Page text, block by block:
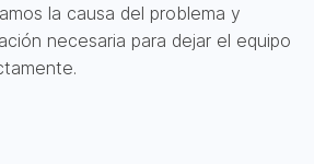
la causa del problema y
necesaria para dejar el equipo